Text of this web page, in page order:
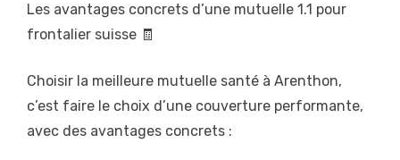
Les avantages concrets d’une mutuelle 1.1 pour
frontalier suisse 🧾
Choisir la meilleure mutuelle santé à Arenthon,
c’est faire le choix d’une couverture performante,
avec des avantages concrets :